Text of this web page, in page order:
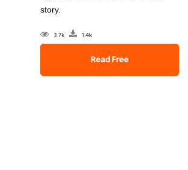
story.
3.7k 1.4k
Read Free